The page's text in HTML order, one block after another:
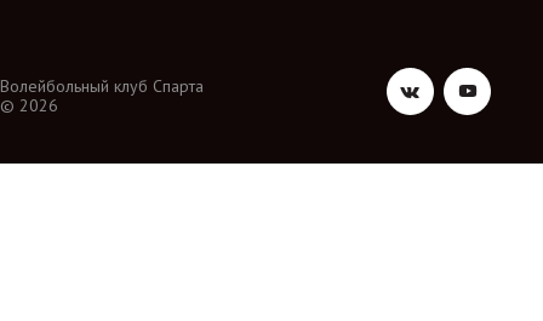
Волейбольный клуб Спарта
© 2026